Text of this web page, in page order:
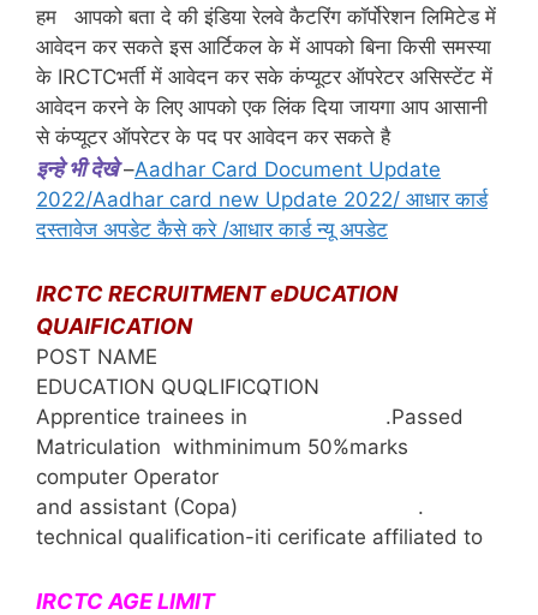
हम आपको बता दे की इंडिया रेलवे कैटरिंग कॉर्पोरेशन लिमिटेड में
आवेदन कर सकते इस आर्टिकल के में आपको बिना किसी समस्या
के IRCTCभर्ती में आवेदन कर सके कंप्यूटर ऑपरेटर असिस्टेंट में
आवेदन करने के लिए आपको एक लिंक दिया जायगा आप आसानी
से कंप्यूटर ऑपरेटर के पद पर आवेदन कर सकते है
इन्हे भी देखे–Aadhar Card Document Update
2022/Aadhar card new Update 2022/ आधार कार्ड
दस्तावेज अपडेट कैसे करे /आधार कार्ड न्यू अपडेट
IRCTC RECRUITMENT eDUCATION
QUAIFICATION
POST NAME
EDUCATION QUQLIFICQTION
Apprentice trainees in .Passed
Matriculation withminimum 50%marks
computer Operator
and assistant (Copa) .
technical qualification-iti cerificate affiliated to
IRCTC AGE LIMIT